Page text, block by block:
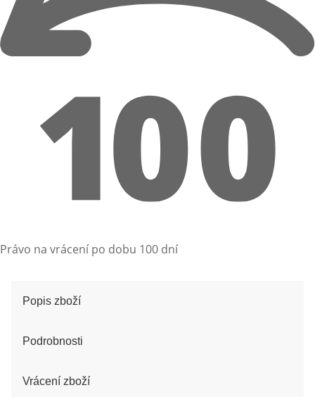
Právo na vrácení po dobu 100 dní
Popis zboží
Podrobnosti
Vrácení zboží